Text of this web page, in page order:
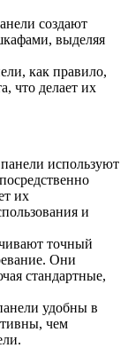
создают
выделяя
как правило,
что делает их
используют
их
и
точный
Они
стандартные,
удобны в
чем